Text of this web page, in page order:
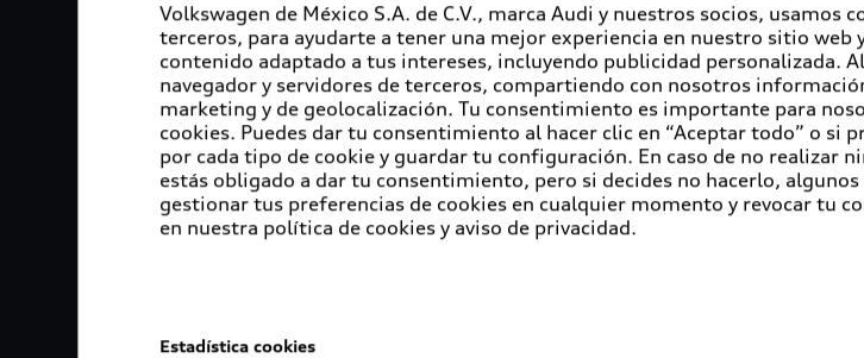
Volkswagen de México S.A. de C.V., marca Audi y nuestros socios,
terceros, para ayudarte a tener una mejor experiencia en nuestro sitio
contenido adaptado a tus intereses, incluyendo publicidad personalizada.
navegador y servidores de terceros, compartiendo con nosotros
marketing y de geolocalización. Tu consentimiento es importante para
cookies. Puedes dar tu consentimiento al hacer clic en “Aceptar todo” o
por cada tipo de cookie y guardar tu configuración. En caso de no realizar
estás obligado a dar tu consentimiento, pero si decides no hacerlo,
gestionar tus preferencias de cookies en cualquier momento y revocar tu
en nuestra política de cookies y aviso de privacidad.
Estadística cookies